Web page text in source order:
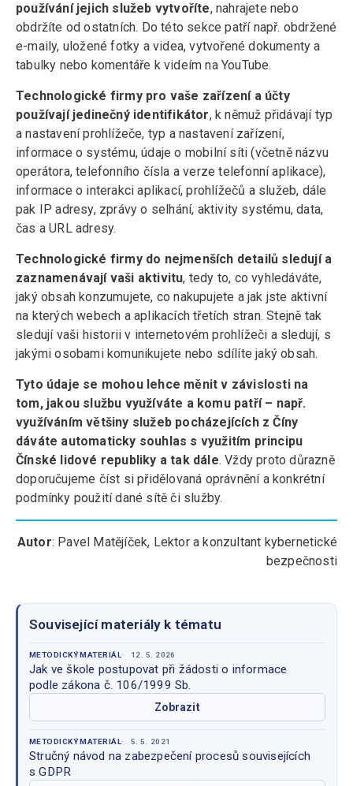
používání jejich služeb vytvoříte, nahrajete nebo
obdržíte od ostatních. Do této sekce patří např. obdržené
e-maily, uložené fotky a videa, vytvořené dokumenty a
tabulky nebo komentáře k videím na YouTube.
Technologické firmy pro vaše zařízení a účty
používají jedinečný identifikátor, k němuž přidávají typ
a nastavení prohlížeče, typ a nastavení zařízení,
informace o systému, údaje o mobilní síti (včetně názvu
operátora, telefonního čísla a verze telefonní aplikace),
informace o interakci aplikací, prohlížečů a služeb, dále
pak IP adresy, zprávy o selhání, aktivity systému, data,
čas a URL adresy.
Technologické firmy do nejmenších detailů sledují a
zaznamenávají vaši aktivitu, tedy to, co vyhledáváte,
jaký obsah konzumujete, co nakupujete a jak jste aktivní
na kterých webech a aplikacích třetích stran. Stejně tak
sledují vaši historii v internetovém prohlížeči a sledují, s
jakými osobami komunikujete nebo sdílíte jaký obsah.
Tyto údaje se mohou lehce měnit v závislosti na
tom, jakou službu využíváte a komu patří – např.
využíváním většiny služeb pocházejících z Číny
dáváte automaticky souhlas s využitím principu
Čínské lidové republiky a tak dále. Vždy proto důrazně
doporučujeme číst si přidělovaná oprávnění a konkrétní
podmínky použití dané sítě či služby.
Autor: Pavel Matějíček, Lektor a konzultant kybernetické
bezpečnosti
Související materiály k tématu
METODICKÝ MATERIÁL 12. 5. 2026
Jak ve škole postupovat při žádosti o informace
podle zákona č. 106/1999 Sb.
Zobrazit
METODICKÝ MATERIÁL 5. 5. 2021
Stručný návod na zabezpečení procesů souvisejících
s GDPR